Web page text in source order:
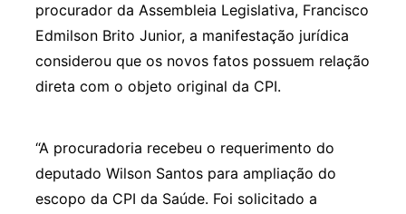
procurador da Assembleia Legislativa, Francisco
Edmilson Brito Junior, a manifestação jurídica
considerou que os novos fatos possuem relação
direta com o objeto original da CPI.
“A procuradoria recebeu o requerimento do
deputado Wilson Santos para ampliação do
escopo da CPI da Saúde. Foi solicitado a